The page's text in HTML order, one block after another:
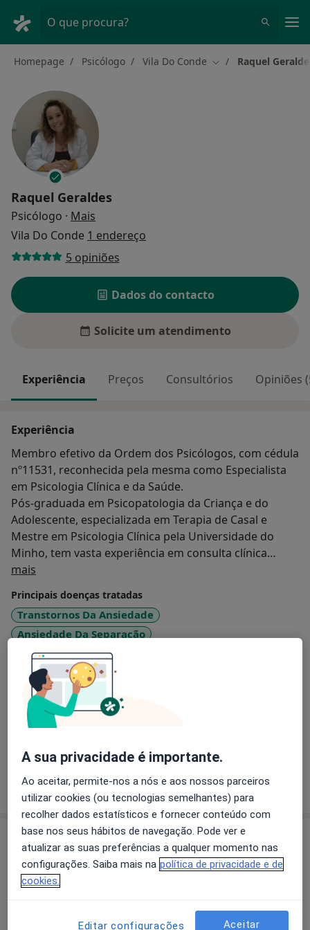
O que procura?
Homepage Psicólogo Vila Do Conde Mudar de cidade
Raquel
Raquel Geraldes
Psicólogo · Mais
Vila Do Conde 1 endereço
5 opiniões
Dados do contacto
Solicite um atendimento
Experiência Preços Consultórios Opiniões
Experiência
Membro efetivo da Ordem dos Psicólogos, com cédula
nº11531, reconhecida pela mesma como Especialista
em Psicologia Clínica e da Saúde.
Pós-graduada em Psicopatologia da Criança e do
Adolescente, especializada em Terapia de Casal e
Mestre em Psicologia Clínica pela Universidade do
Minho, tem vasta experiência em consulta clínica
individual de crianças, jovens e adultos e em terapia de
mais
Principais doenças tratadas
Transtornos Da Ansiedade
Ansiedade Da Separação
Transtornos Da Personalidade
Transtornos do Humor
Pacientes que trato
Adultos
Mostrar mais detalhes
sobre a experiência
Serviços e preços
Primeira consulta Psicologia
Serviço gratuito
A sua privacidade é importante.
Ao aceitar, permite-nos a nós e aos nossos parceiros
utilizar cookies (ou tecnologias semelhantes) para
recolher dados estatísticos e fornecer conteúdo com
base nos seus hábitos de navegação. Pode ver e
atualizar as suas preferências a qualquer momento nas
configurações. Saiba mais na política de privacidade e de
cookies.
Editar configurações Aceitar